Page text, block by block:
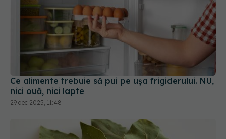
Ce alimente trebuie să pui pe ușa frigiderului. NU,
nici ouă, nici lapte
29 dec 2025, 11:48